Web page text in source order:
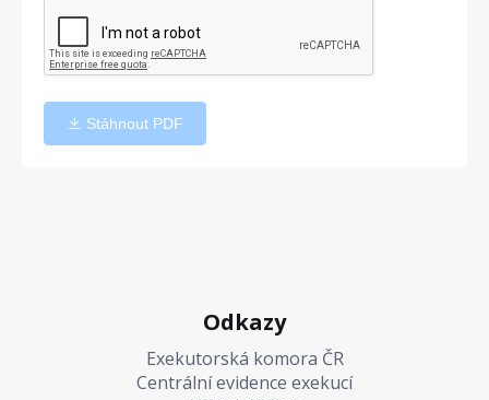
Stáhnout PDF
Odkazy
Exekutorská komora ČR
Centrální evidence exekucí